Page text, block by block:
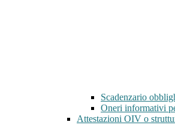
Scadenzario
Oneri informativi
Attestazioni OIV o